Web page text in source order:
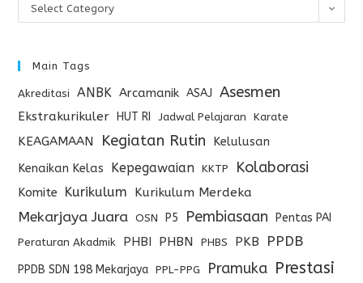
Select Category
Main Tags
Akreditasi ANBK Arcamanik ASAJ Asesmen
Ekstrakurikuler HUT RI Jadwal Pelajaran Karate
KEAGAMAAN Kegiatan Rutin
Kelulusan
Kenaikan Kelas
Kepegawaian KKTP Kolaborasi
Komite Kurikulum Kurikulum Merdeka
Mekarjaya Juara OSN P5 Pembiasaan Pentas PAI
Peraturan Akadmik PHBI PHBN PHBS PKB PPDB
PPDB SDN 198 Mekarjaya PPL-PPG Pramuka Prestasi